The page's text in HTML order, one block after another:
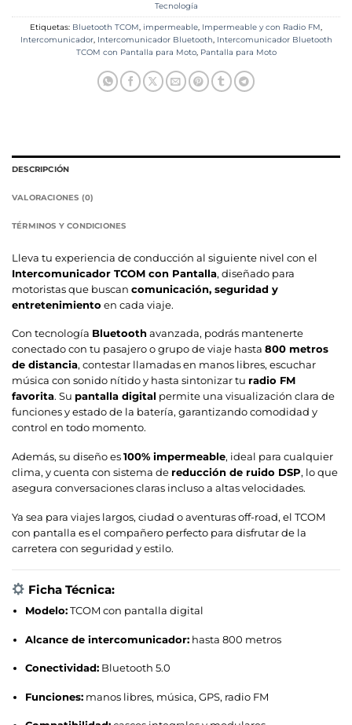
Tecnología
Etiquetas: Bluetooth TCOM, impermeable, Impermeable y con Radio FM,
Intercomunicador, Intercomunicador Bluetooth, Intercomunicador Bluetooth
TCOM con Pantalla para Moto, Pantalla para Moto
DESCRIPCIÓN
VALORACIONES (0)
TÉRMINOS Y CONDICIONES
Lleva tu experiencia de conducción al siguiente nivel con el
Intercomunicador TCOM con Pantalla, diseñado para
motoristas que buscan comunicación, seguridad y
entretenimiento en cada viaje.
Con tecnología Bluetooth avanzada, podrás mantenerte
conectado con tu pasajero o grupo de viaje hasta 800 metros
de distancia, contestar llamadas en manos libres, escuchar
música con sonido nítido y hasta sintonizar tu radio FM
favorita. Su pantalla digital permite una visualización clara de
funciones y estado de la batería, garantizando comodidad y
control en todo momento.
Además, su diseño es 100% impermeable, ideal para cualquier
clima, y cuenta con sistema de reducción de ruido DSP, lo que
asegura conversaciones claras incluso a altas velocidades.
Ya sea para viajes largos, ciudad o aventuras off-road, el TCOM
con pantalla es el compañero perfecto para disfrutar de la
carretera con seguridad y estilo.
Ficha Técnica:
Modelo:TCOM con pantalla digital
Alcance de intercomunicador:hasta 800 metros
Conectividad:Bluetooth 5.0
Funciones:manos libres, música, GPS, radio FM